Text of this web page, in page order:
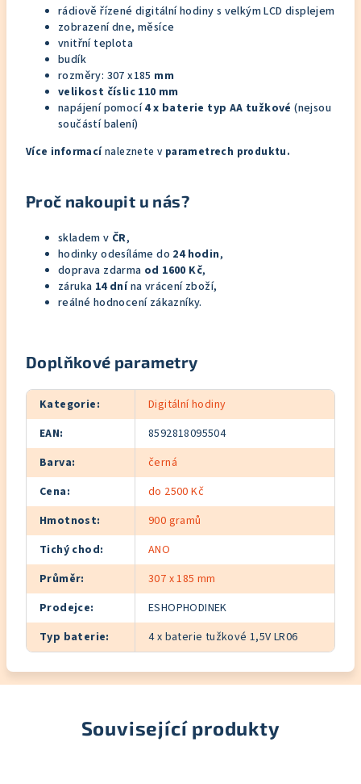
rádiově řízené digitální hodiny s velkým LCD displejem
zobrazení dne, měsíce
vnitřní teplota
budík
rozměry: 307 x185 mm
velikost číslic 110 mm
napájení pomocí4 x baterie typ AA tužkové (nejsou
součástí balení)
Více informacínaleznete v parametrech produktu.
Proč nakoupit u nás?
skladem v ČR,
hodinky odesíláme do 24 hodin,
doprava zdarma od 1600 Kč,
záruka 14 dnína vrácení zboží,
reálné hodnocení zákazníky.
Doplňkové parametry
Kategorie:
Digitální hodiny
EAN:
8592818095504
Barva:
černá
Cena:
do 2500 Kč
Hmotnost:
900 gramů
Tichý chod:
ANO
Průměr:
307 x 185 mm
Prodejce:
ESHOPHODINEK
Typ baterie: 4 x baterie tužkové 1,5V LR06
Související produkty